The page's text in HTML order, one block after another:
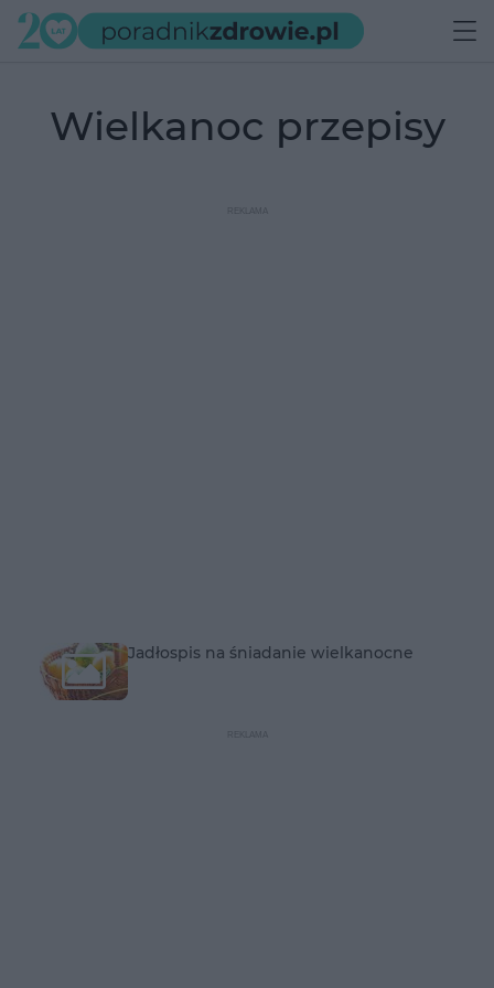
Wielkanoc przepisy
Jadłospis na śniadanie wielkanocne